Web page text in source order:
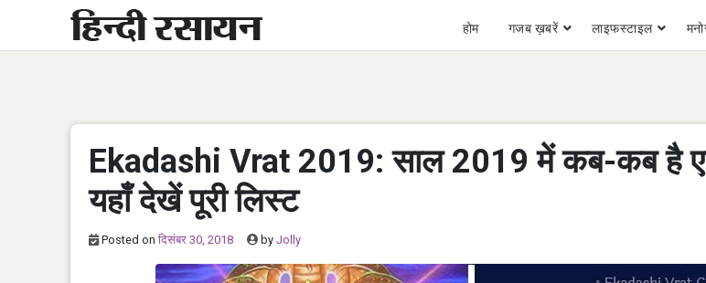
content
होम गजब ख़बरें लाइफस्टाइल
Ekadashi Vrat 2019: साल 2019 में कब-कब है
यहाँ देखें पूरी लिस्ट
Posted on दिसंबर 30, 2018 by Jolly